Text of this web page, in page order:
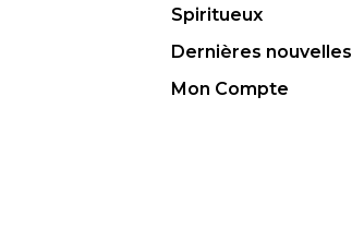
Spiritueux
Dernières nouvelles
Mon Compte